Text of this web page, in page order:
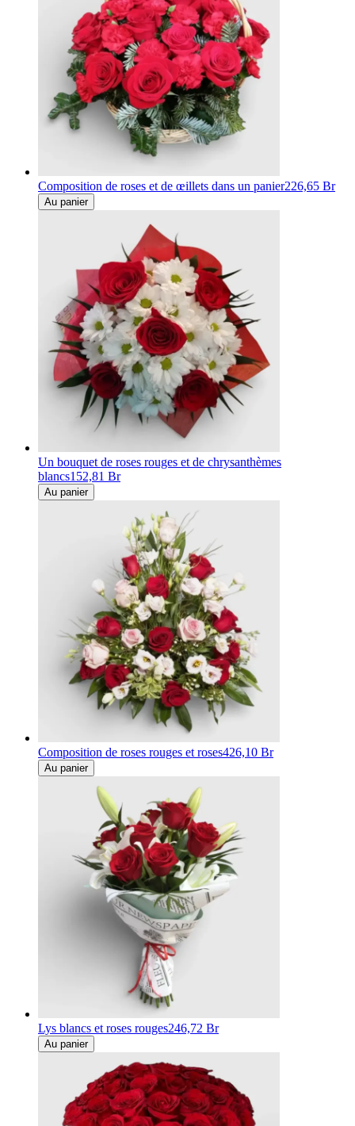
Composition de roses et de œillets dans un panier226,65 Br
Au panier
Un bouquet de roses rouges et de chrysanthèmes
blancs152,81 Br
Au panier
Composition de roses rouges et roses426,10 Br
Au panier
Lys blancs et roses rouges246,72 Br
Au panier